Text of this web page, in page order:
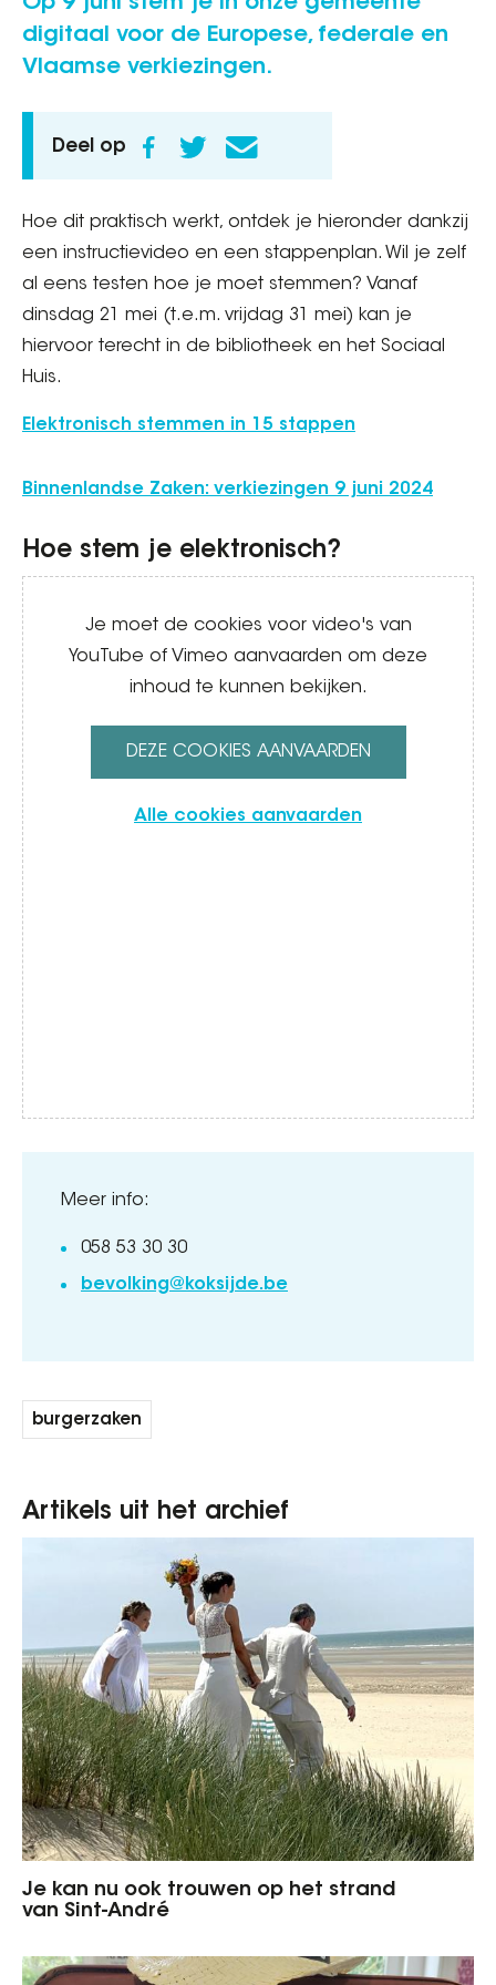
digitaal voor de Europese, federale en
Vlaamse verkiezingen.
Deel op
Hoe dit praktisch werkt, ontdek je hieronder dankzij
een instructievideo en een stappenplan. Wil je zelf
al eens testen hoe je moet stemmen? Vanaf
dinsdag 21 mei (t.e.m. vrijdag 31 mei) kan je
hiervoor terecht in de bibliotheek en het Sociaal
Huis.
Elektronisch stemmen in 15 stappen
Binnenlandse Zaken: verkiezingen 9 juni 2024
Hoe stem je elektronisch?
Video
Je moet de cookies voor video's van
YouTube of Vimeo aanvaarden om deze
inhoud te kunnen bekijken.
DEZE COOKIES AANVAARDEN
Alle cookies aanvaarden
Meer info:
058 53 30 30
bevolking@koksijde.be
burgerzaken
Artikels uit het archief
Je kan nu ook trouwen op het strand
van Sint-André